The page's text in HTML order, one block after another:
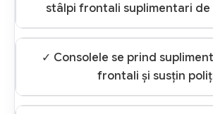
stâlpi frontali suplimentari de
✓ Consolele se prind
frontali și susțin